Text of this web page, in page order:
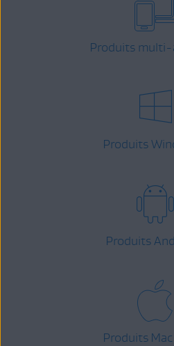
Produits multi-
Produits
Produits
Produits